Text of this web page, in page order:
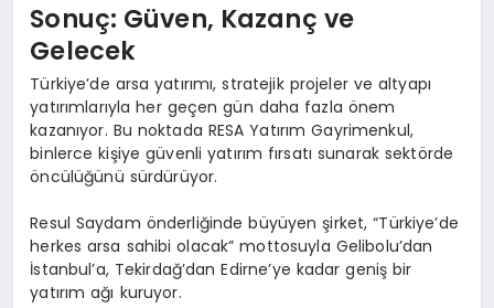
Sonuç: Güven, Kazanç ve
Gelecek
Türkiye’de arsa yatırımı, stratejik projeler ve altyapı
yatırımlarıyla her geçen gün daha fazla önem
kazanıyor. Bu noktada RESA Yatırım Gayrimenkul,
binlerce kişiye güvenli yatırım fırsatı sunarak sektörde
öncülüğünü sürdürüyor.
Resul Saydam önderliğinde büyüyen şirket, “Türkiye’de
herkes arsa sahibi olacak” mottosuyla Gelibolu’dan
İstanbul’a, Tekirdağ’dan Edirne’ye kadar geniş bir
yatırım ağı kuruyor.